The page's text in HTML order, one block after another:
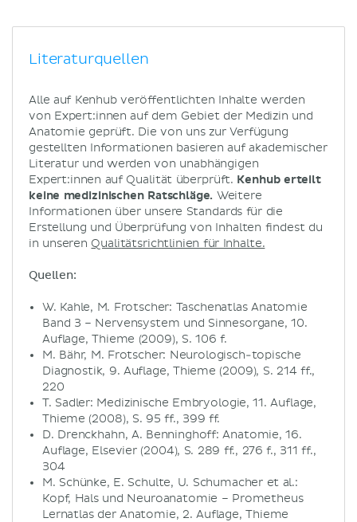
Literaturquellen
Alle auf Kenhub veröffentlichten Inhalte werden
von Expert:innen auf dem Gebiet der Medizin und
Anatomie geprüft. Die von uns zur Verfügung
gestellten Informationen basieren auf akademischer
Literatur und werden von unabhängigen
Expert:innen auf Qualität überprüft. Kenhub erteilt
keine medizinischen Ratschläge. Weitere
Informationen über unsere Standards für die
Erstellung und Überprüfung von Inhalten findest du
in unseren Qualitätsrichtlinien für Inhalte.
Quellen:
W. Kahle, M. Frotscher: Taschenatlas Anatomie
Band 3 – Nervensystem und Sinnesorgane, 10.
Auflage, Thieme (2009), S. 106 f.
M. Bähr, M. Frotscher: Neurologisch-topische
Diagnostik, 9. Auflage, Thieme (2009), S. 214 ff.,
220
T. Sadler: Medizinische Embryologie, 11. Auflage,
Thieme (2008), S. 95 ff., 399 ff.
D. Drenckhahn, A. Benninghoff: Anatomie, 16.
Auflage, Elsevier (2004), S. 289 ff., 276 f., 311 ff.,
304
M. Schünke, E. Schulte, U. Schumacher et al.:
Kopf, Hals und Neuroanatomie – Prometheus
Lernatlas der Anatomie, 2. Auflage, Thieme